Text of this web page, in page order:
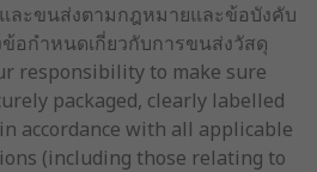
ละขนส่งตามกฎหมายและข้อบังคับ
อกำหนดเกี่ยวกับการขนส่งวัสดุ
responsibility to make sure
packaged, clearly labelled
accordance with all applicable
(including those relating to